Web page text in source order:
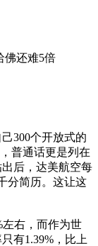
佛还难5倍
300个开放式的
普通话更是列在
后，达美航空每
分简历。这让这
右，而作为世
有1.39%，比上